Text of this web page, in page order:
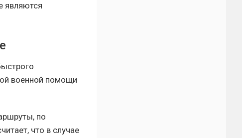
являются
военной помощи
по
что в случае